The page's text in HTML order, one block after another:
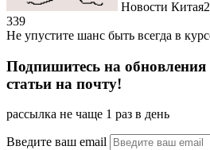
Новости Китая
339
Не упустите шанс быть всегда в
Подпишитесь на
статьи на почту!
рассылка не чаще 1 раз в день
Введите ваш email